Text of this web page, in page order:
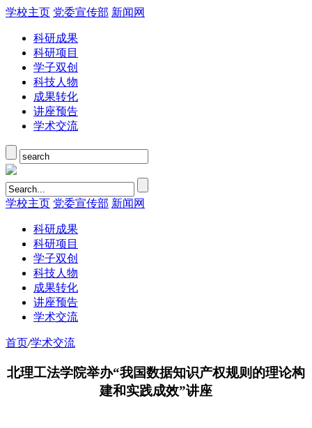
学校主页 党委宣传部 新闻网
科研成果
科研项目
学子双创
科技人物
成果转化
讲座预告
学术交流
学校主页 党委宣传部 新闻网
科研成果
科研项目
学子双创
科技人物
成果转化
讲座预告
学术交流
首页/学术交流
北理工法学院举办“我国数据知识产权规则的理论构
建和实践成效”讲座